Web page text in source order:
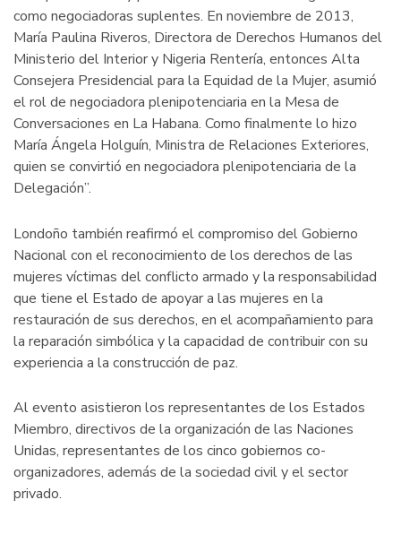
como negociadoras suplentes. En noviembre de 2013,
María Paulina Riveros, Directora de Derechos Humanos del
Ministerio del Interior y Nigeria Rentería, entonces Alta
Consejera Presidencial para la Equidad de la Mujer, asumió
el rol de negociadora plenipotenciaria en la Mesa de
Conversaciones en La Habana. Como finalmente lo hizo
María Ángela Holguín, Ministra de Relaciones Exteriores,
quien se convirtió en negociadora plenipotenciaria de la
Delegación”.
Londoño también reafirmó el compromiso del Gobierno
Nacional con el reconocimiento de los derechos de las
mujeres víctimas del conflicto armado y la responsabilidad
que tiene el Estado de apoyar a las mujeres en la
restauración de sus derechos, en el acompañamiento para
la reparación simbólica y la capacidad de contribuir con su
experiencia a la construcción de paz.
Al evento asistieron los representantes de los Estados
Miembro, directivos de la organización de las Naciones
Unidas, representantes de los cinco gobiernos co-
organizadores, además de la sociedad civil y el sector
privado.